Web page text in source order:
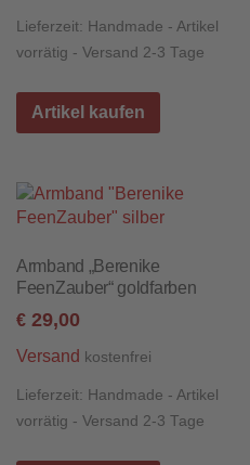
Lieferzeit: Handmade - Artikel
vorrätig - Versand 2-3 Tage
Artikel kaufen
Armband „Berenike
FeenZauber“ goldfarben
€ 29,00
Versand kostenfrei
Lieferzeit: Handmade - Artikel
vorrätig - Versand 2-3 Tage